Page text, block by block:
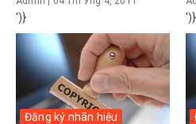
')} ')}
Đăng ký nhãn hiệu